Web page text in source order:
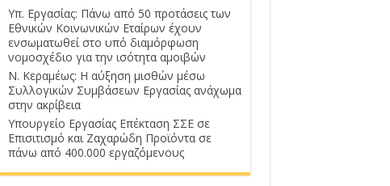
Υπ. Εργασίας: Πάνω από 50 προτάσεις των
Εθνικών Κοινωνικών Εταίρων έχουν
ενσωματωθεί στο υπό διαμόρφωση
νομοσχέδιο για την ισότητα αμοιβών
Ν. Κεραμέως: Η αύξηση μισθών μέσω
Συλλογικών Συμβάσεων Εργασίας ανάχωμα
στην ακρίβεια
Υπουργείο Εργασίας Επέκταση ΣΣΕ σε
Επισιτισμό και Ζαχαρώδη Προϊόντα σε
πάνω από 400.000 εργαζόμενους